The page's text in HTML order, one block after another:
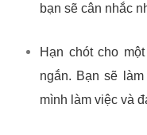
bạn sẽ cân nhắc
Hạn chót cho
ngắn. Bạn sẽ
mình làm việc và